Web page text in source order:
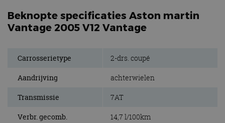
Beknopte specificaties Aston martin
Vantage 2005 V12 Vantage
Carrosserietype 2-drs. coupé
Aandrijving achterwielen
Transmissie 7AT
Verbr. gecomb. 14,7 l/100km